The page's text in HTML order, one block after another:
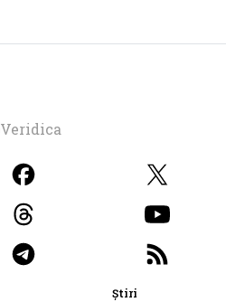
Știri